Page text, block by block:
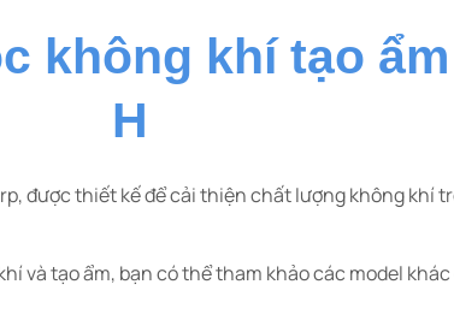
không khí tạo ẩm
H
được thiết kế để cải thiện chất lượng không khí
và tạo ẩm, bạn có thể tham khảo các model